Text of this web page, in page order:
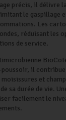
précis, il délivre
le gaspillage
Les
réduisant les
de service.
il
et
sa durée de vie.
facilement le